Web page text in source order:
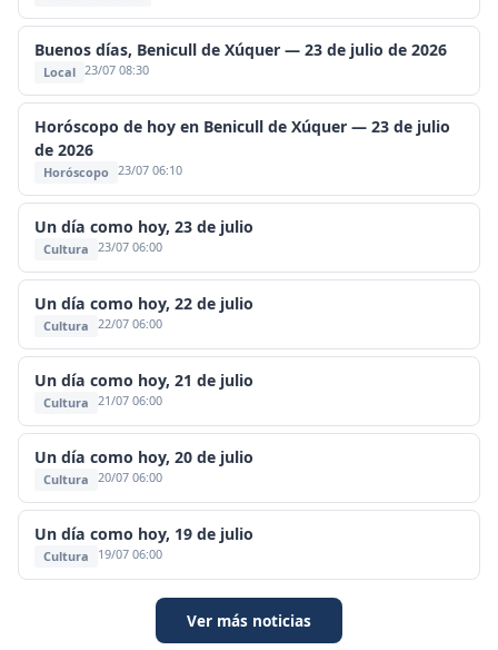
Buenos días, Benicull de Xúquer — 23 de julio de 2026
Local 23/07 08:30
Horóscopo de hoy en Benicull de Xúquer — 23 de julio
de 2026
Horóscopo 23/07 06:10
Un día como hoy, 23 de julio
Cultura 23/07 06:00
Un día como hoy, 22 de julio
Cultura 22/07 06:00
Un día como hoy, 21 de julio
Cultura 21/07 06:00
Un día como hoy, 20 de julio
Cultura 20/07 06:00
Un día como hoy, 19 de julio
Cultura 19/07 06:00
Ver más noticias